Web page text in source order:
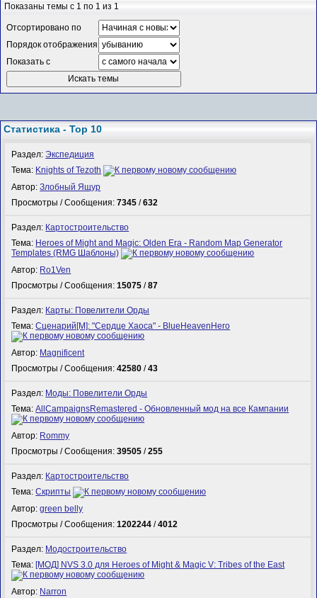
Показаны темы с 1 по 1 из 1
Отсортировано по
Порядок отображения
Показать с
Статистика - Top 10
Раздел:Экспедиция
Тема: Knights of Tezoth
Автор:Злобный Ящур
Просмотры / Сообщения:7345 /632
Раздел: Картостроительство
Тема: Heroes of Might and Magic: Olden Era - Random Map Generator
Templates (RMG Шаблоны)
Автор: Ro1Ven
Просмотры / Сообщения:15075 /87
Раздел: Карты: Повелители Орды
Тема:Сценарий[M]: "Сердце Хаоса" - BlueHeavenHero
Автор: Magnificent
Просмотры / Сообщения:42580 /43
Раздел: Моды: Повелители Орды
Тема:AllCampaignsRemastered - Обновленный мод на все Кампании
Автор: Rommy
Просмотры / Сообщения:39505 /255
Раздел: Картостроительство
Тема:Скрипты
Автор:green belly
Просмотры / Сообщения:1202244 /4012
Раздел: Модостроительство
Тема: [МОД] NVS 3.0 для Heroes of Might & Magic V: Tribes of the East
Автор: Narron